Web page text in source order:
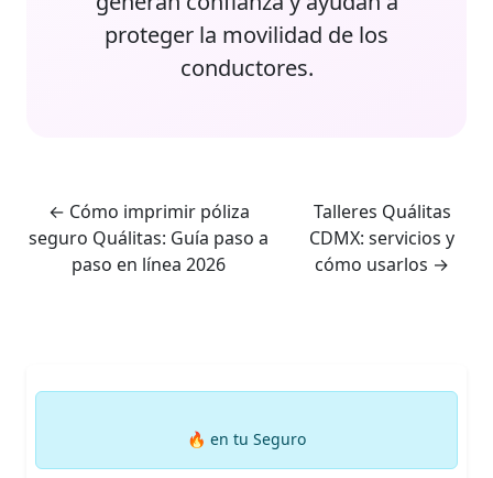
proteger la movilidad de los
conductores.
← Cómo imprimir póliza
seguro Quálitas: Guía paso a
paso en línea 2026
Talleres Quálitas
CDMX: servicios y
cómo usarlos →
🔥 en tu Seguro